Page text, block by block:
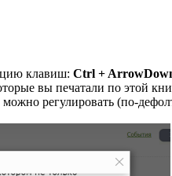
клавиш: Ctrl +
вы печатали по этой
регулировать (по-